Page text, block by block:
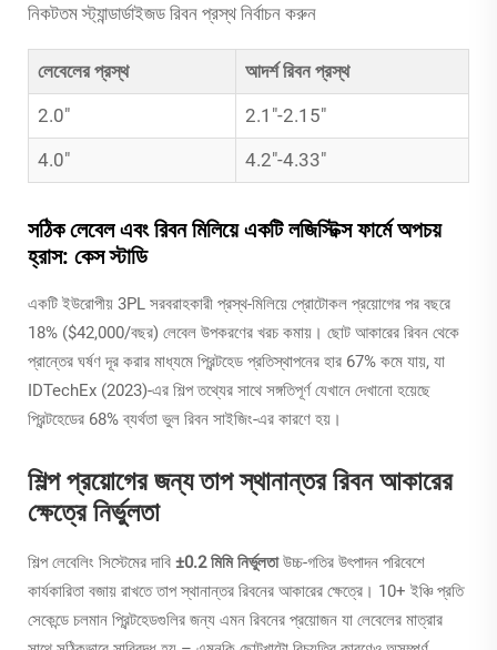
নিকটতম স্ট্যান্ডার্ডাইজড রিবন প্রস্থ নির্বাচন করুন
লেবেলের প্রস্থ
আদর্শ রিবন প্রস্থ
2.0"
2.1"-2.15"
4.0"
4.2"-4.33"
সঠিক লেবেল এবং রিবন মিলিয়ে একটি লজিস্টিক্স ফার্মে অপচয়
হ্রাস: কেস স্টাডি
একটি ইউরোপীয় 3PL সরবরাহকারী প্রস্থ-মিলিয়ে প্রোটোকল প্রয়োগের পর বছরে
18% ($42,000/বছর) লেবেল উপকরণের খরচ কমায়। ছোট আকারের রিবন থেকে
প্রান্তের ঘর্ষণ দূর করার মাধ্যমে প্রিন্টহেড প্রতিস্থাপনের হার 67% কমে যায়, যা
IDTechEx (2023)-এর শিল্প তথ্যের সাথে সঙ্গতিপূর্ণ যেখানে দেখানো হয়েছে
প্রিন্টহেডের 68% ব্যর্থতা ভুল রিবন সাইজিং-এর কারণে হয়।
শিল্প প্রয়োগের জন্য তাপ স্থানান্তর রিবন আকারের
ক্ষেত্রে নির্ভুলতা
শিল্প লেবেলিং সিস্টেমের দাবি ±0.2 মিমি নির্ভুলতাউচ্চ-গতির উৎপাদন পরিবেশে
কার্যকারিতা বজায় রাখতে তাপ স্থানান্তর রিবনের আকারের ক্ষেত্রে। 10+ ইঞ্চি প্রতি
সেকেন্ডে চলমান প্রিন্টহেডগুলির জন্য এমন রিবনের প্রয়োজন যা লেবেলের মাত্রার